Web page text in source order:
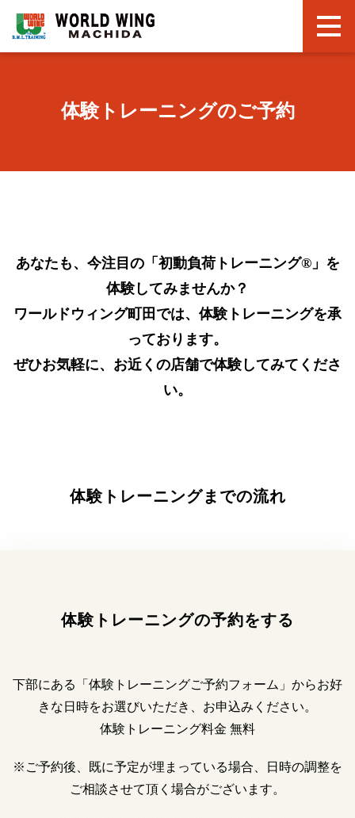
体験トレーニングのご予約
あなたも、今注目の「初動負荷トレーニング®」を
体験してみませんか？
ワールドウィング町田では、体験トレーニングを承
っております。
ぜひお気軽に、お近くの店舗で体験してみてくださ
い。
体験トレーニングまでの流れ
体験トレーニングの予約をする
下部にある「体験トレーニングご予約フォーム」 からお好
きな日時をお選びいただき、お申込みください。
体験トレーニング料金 無料
※ご予約後、既に予定が埋まっている場合、日時の調整を
ご相談させて頂く場合がございます。